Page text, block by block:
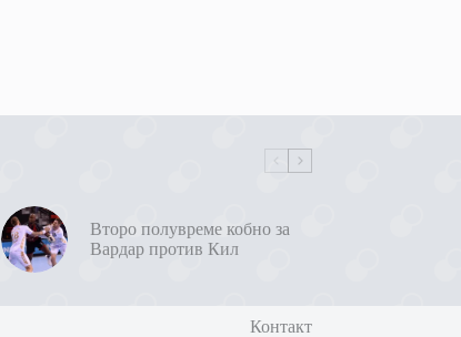
Второ полувреме кобно за
Вардар против Кил
Контакт